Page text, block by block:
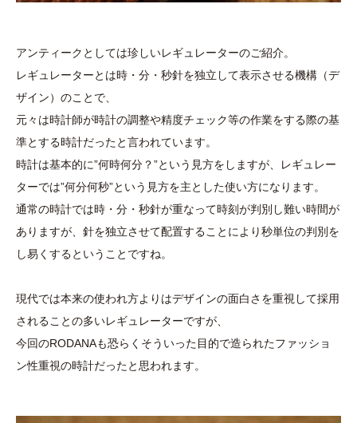
アンティークとしては珍しいレギュレーターのご紹介。
レギュレーターとは時・分・秒針を独立して表示させる機構（デ
ザイン）のことで、
元々は時計師が時計の調整や精度チェック等の作業をする際の基
準とする時計だったと言われています。
時計は基本的に”何時何分？”という見方をしますが、レギュレー
ターでは”何分何秒”という見方を主とした使い方になります。
通常の時計では時・分・秒針が重なって時刻が判別し難い時間が
ありますが、針を独立させて配置することにより秒単位の判別を
し易くするということですね。
現代では本来の使われ方よりはデザインの面白さを重視して採用
されることの多いレギュレーターですが、
今回のRODANAも恐らくそういった目的で造られたファッショ
ン性重視の時計だったと思われます。